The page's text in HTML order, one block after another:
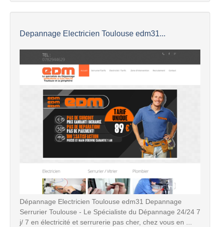
Depannage Electricien Toulouse edm31...
Dépannage Electricien Toulouse edm31 Depannage
Serrurier Toulouse - Le Spécialiste du Dépannage 24/24 7
j/ 7 en électricité et serrurerie pas cher, chez vous en ...